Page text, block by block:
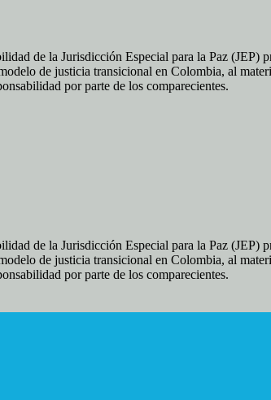
de la Jurisdicción Especial para la Paz (JEP)
de justicia transicional en Colombia, al
por parte de los comparecientes.
de la Jurisdicción Especial para la Paz (JEP)
de justicia transicional en Colombia, al
por parte de los comparecientes.